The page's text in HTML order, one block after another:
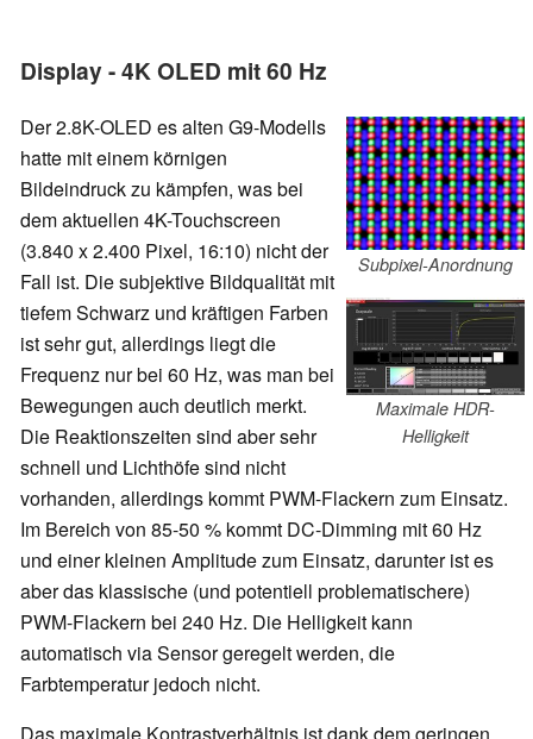
Display - 4K OLED mit 60 Hz
Subpixel-Anordnung
Maximale HDR-
Helligkeit
Der 2.8K-OLED es alten G9-Modells
hatte mit einem körnigen
Bildeindruck zu kämpfen, was bei
dem aktuellen 4K-Touchscreen
(3.840 x 2.400 Pixel, 16:10) nicht der
Fall ist. Die subjektive Bildqualität mit
tiefem Schwarz und kräftigen Farben
ist sehr gut, allerdings liegt die
Frequenz nur bei 60 Hz, was man bei
Bewegungen auch deutlich merkt.
Die Reaktionszeiten sind aber sehr
schnell und Lichthöfe sind nicht
vorhanden, allerdings kommt PWM-Flackern zum Einsatz.
Im Bereich von 85-50 % kommt DC-Dimming mit 60 Hz
und einer kleinen Amplitude zum Einsatz, darunter ist es
aber das klassische (und potentiell problematischere)
PWM-Flackern bei 240 Hz. Die Helligkeit kann
automatisch via Sensor geregelt werden, die
Farbtemperatur jedoch nicht.